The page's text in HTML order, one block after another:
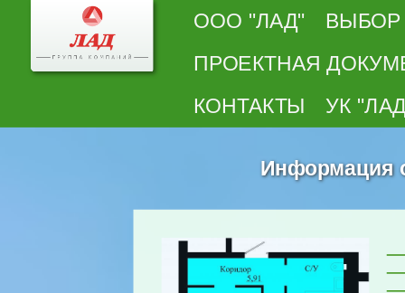
ООО "ЛАД" ВЫБОР
ПРОЕКТНАЯ
КОНТАКТЫ УК
Информация